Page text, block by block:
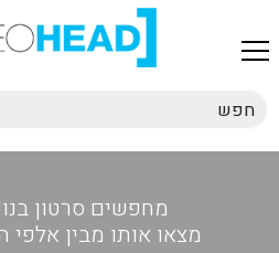
מחפשים סרטון
מצאו אותו מבין